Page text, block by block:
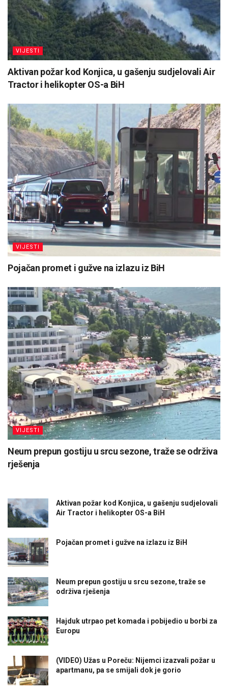
VIJESTI
Aktivan požar kod Konjica, u gašenju sudjelovali Air
Tractor i helikopter OS-a BiH
VIJESTI
Pojačan promet i gužve na izlazu iz BiH
VIJESTI
Neum prepun gostiju u srcu sezone, traže se održiva
rješenja
Aktivan požar kod Konjica, u gašenju sudjelovali
Air Tractor i helikopter OS-a BiH
Pojačan promet i gužve na izlazu iz BiH
Neum prepun gostiju u srcu sezone, traže se
održiva rješenja
Hajduk utrpao pet komada i pobijedio u borbi za
Europu
(VIDEO) Užas u Poreču: Nijemci izazvali požar u
apartmanu, pa se smijali dok je gorio